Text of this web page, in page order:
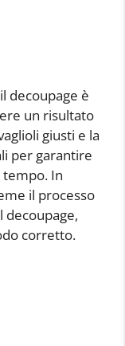
decoupage è
un risultato
giusti e la
per garantire
In
il processo
decoupage,
corretto.